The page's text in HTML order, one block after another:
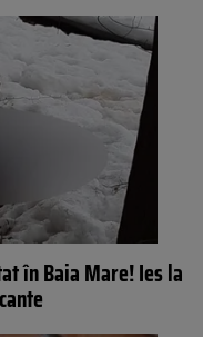
în Baia Mare! Ies la